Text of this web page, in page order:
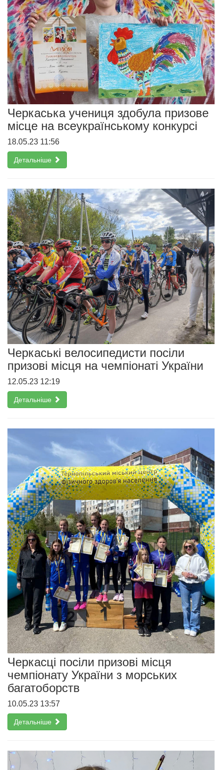
Черкаська учениця здобула призове
місце на всеукраїнському конкурсі
18.05.23 11:56
Детальніше
Черкаські велосипедисти посіли
призові місця на чемпіонаті України
12.05.23 12:19
Детальніше
Черкасці посіли призові місця
чемпіонату України з морських
багатоборств
10.05.23 13:57
Детальніше